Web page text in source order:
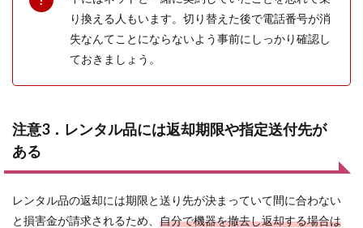
り換える人もいます。切り替えた後で電話番号が消
失なんてことにならないよう事前にしっかり確認し
ておきましょう。
注意3．レンタル品には返却期限や指定送付先が
ある
レンタル品の返却には期限と送り先が決まっていて間に合わない
と損害金が請求されるため、 自分で機器を撤去し返却する場合は